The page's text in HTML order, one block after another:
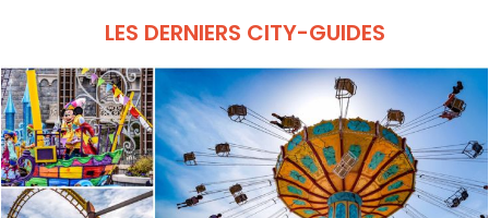
LES DERNIERS CITY-GUIDES